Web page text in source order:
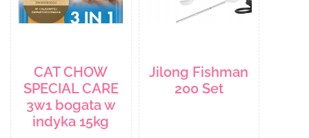
CAT CHOW
SPECIAL CARE
3w1 bogata w
indyka 15kg
Jilong Fishman
200 Set